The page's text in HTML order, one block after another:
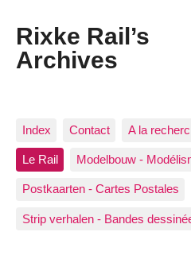
Rixke Rail’s
Archives
Index Contact A la
Le Rail Modelbouw -
Postkaarten - Cartes Postales
Strip verhalen - Bandes